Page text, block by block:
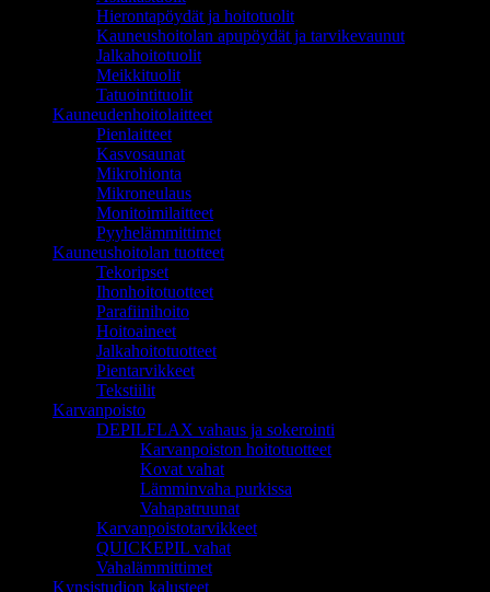
Hierontapöydät ja hoitotuolit
Kauneushoitolan apupöydät ja tarvikevaunut
Jalkahoitotuolit
Meikkituolit
Tatuointituolit
Kauneudenhoitolaitteet
Pienlaitteet
Kasvosaunat
Mikrohionta
Mikroneulaus
Monitoimilaitteet
Pyyhelämmittimet
Kauneushoitolan tuotteet
Tekoripset
Ihonhoitotuotteet
Parafiinihoito
Hoitoaineet
Jalkahoitotuotteet
Pientarvikkeet
Tekstiilit
Karvanpoisto
DEPILFLAX vahaus ja sokerointi
Karvanpoiston hoitotuotteet
Kovat vahat
Lämminvaha purkissa
Vahapatruunat
Karvanpoistotarvikkeet
QUICKEPIL vahat
Vahalämmittimet
Kynsistudion kalusteet